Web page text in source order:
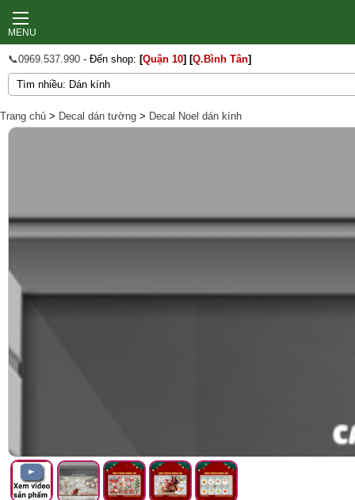
MENU
📞0969.537.990 - Đến shop: [Quận 10] [Q.Bình Tân]
Trang chủ > Decal dán tường > Decal Noel dán kính